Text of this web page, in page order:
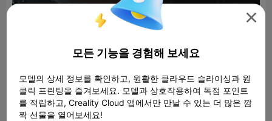
00:36


모든 기능을 경험해 보세요
모델의 상세 정보를 확인하고, 원활한 클라우드 슬라이싱과 원
클릭 프린팅을 즐겨보세요. 모델과 상호작용하여 독점 포인트
를 적립하고, Creality Cloud 앱에서만 만날 수 있는 더 많은 깜
짝 선물을 열어보세요!